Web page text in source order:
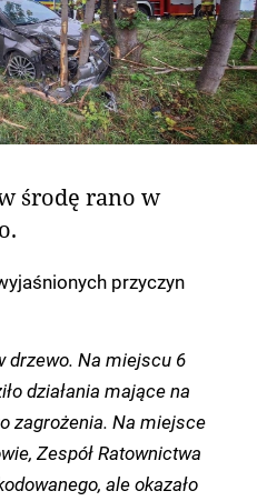
środę rano w
przyczyn
drzewo. Na miejscu 6
działania mające na
zagrożenia. Na miejsce
Zespół Ratownictwa
ale okazało